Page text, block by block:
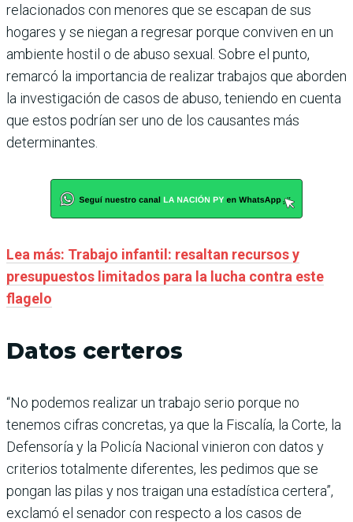
relacionados con menores que se escapan de sus
hogares y se niegan a regresar porque conviven en un
ambiente hostil o de abuso sexual. Sobre el punto,
remarcó la importancia de realizar trabajos que aborden
la investigación de casos de abuso, teniendo en cuenta
que estos podrían ser uno de los causantes más
determinantes.
Lea más: Trabajo infantil: resaltan recursos y
presupuestos limitados para la lucha contra este
flagelo
Datos certeros
“No podemos realizar un trabajo serio porque no
tenemos cifras concretas, ya que la Fiscalía, la Corte, la
Defensoría y la Policía Nacional vinieron con datos y
criterios totalmente diferentes, les pedimos que se
pongan las pilas y nos traigan una estadística certera”,
exclamó el senador con respecto a los casos de